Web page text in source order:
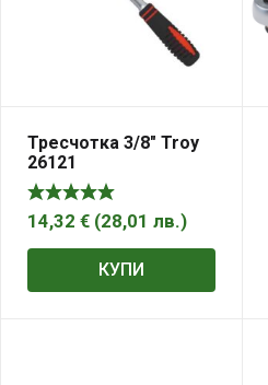
Тресчотка 3/8″ Troy
26121
14,32 € (28,01 лв.)
КУПИ